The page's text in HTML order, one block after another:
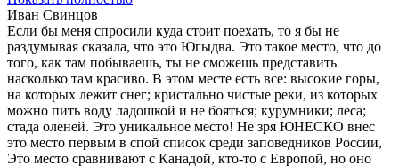
Иван Свинцов
Если бы меня спросили куда стоит поехать, то я бы не
раздумывая сказала, что это Югыдва. Это такое место, что до
того, как там побываешь, ты не сможешь представить
насколько там красиво. В этом месте есть все: высокие горы,
на которых лежит снег; кристально чистые реки, из которых
можно пить воду ладошкой и не бояться; курумники; леса;
стада оленей. Это уникальное место! Не зря ЮНЕСКО внес
это место первым в спой список среди заповедников России,
Это место сравнивают с Канадой, кто-то с Европой, но оно